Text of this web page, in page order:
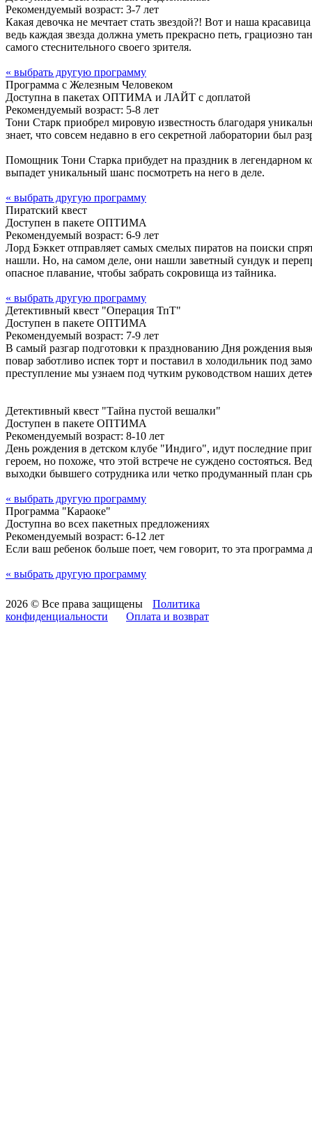
Рекомендуемый возраст: 3-7 лет
Какая девочка не мечтает стать звездой?! Вот и наша
ведь каждая звезда должна уметь прекрасно петь, грациозно
самого стеснительного своего зрителя.
« выбрать другую программу
Программа с Железным Человеком
Доступна в пакетах ОПТИМА и ЛАЙТ с доплатой
Рекомендуемый возраст: 5-8 лет
Тони Старк приобрел мировую известность благодаря
знает, что совсем недавно в его секретной лаборатории был
Помощник Тони Старка прибудет на праздник в легендарном
выпадет уникальный шанс посмотреть на него в деле.
« выбрать другую программу
Пиратский квест
Доступен в пакете ОПТИМА
Рекомендуемый возраст: 6-9 лет
Лорд Бэккет отправляет самых смелых пиратов на поиски
нашли. Но, на самом деле, они нашли заветный сундук и
опасное плавание, чтобы забрать сокровища из тайника.
« выбрать другую программу
Детективный квест "Операция ТпТ"
Доступен в пакете ОПТИМА
Рекомендуемый возраст: 7-9 лет
В самый разгар подготовки к празднованию Дня рождения
повар заботливо испек торт и поставил в холодильник под
преступление мы узнаем под чутким руководством наших
Детективный квест "Тайна пустой вешалки"
Доступен в пакете ОПТИМА
Рекомендуемый возраст: 8-10 лет
День рождения в детском клубе "Индиго", идут последние
героем, но похоже, что этой встрече не суждено состояться.
выходки бывшего сотрудника или четко продуманный план
« выбрать другую программу
Программа "Караоке"
Доступна во всех пакетных предложениях
Рекомендуемый возраст: 6-12 лет
Если ваш ребенок больше поет, чем говорит, то эта программа
« выбрать другую программу
2026 © Все права защищены
Политика
конфиденциальности
Оплата и возврат